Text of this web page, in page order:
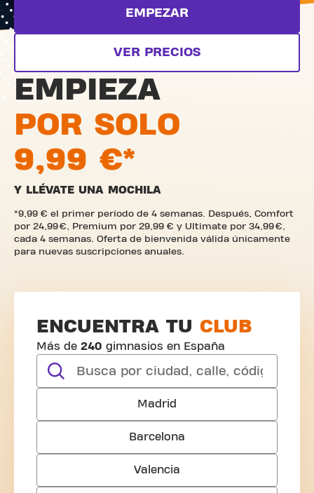
EMPIEZA
POR SOLO
9,99 €*
Y LLÉVATE UNA MOCHILA
*9,99 € el primer período de 4 semanas. Después, Comfort
por 24,99 €, Premium por 29,99 € y Ultimate por 34,99 €,
cada 4 semanas. Oferta de bienvenida válida únicamente
para nuevas suscripciones anuales.
EMPEZAR
VER PRECIOS
ENCUENTRA TU CLUB
Más de 240 gimnasios en España
search
Madrid
Barcelona
Valencia